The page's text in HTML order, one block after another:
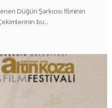
Düğün Şarkıcısı filminin
bu…